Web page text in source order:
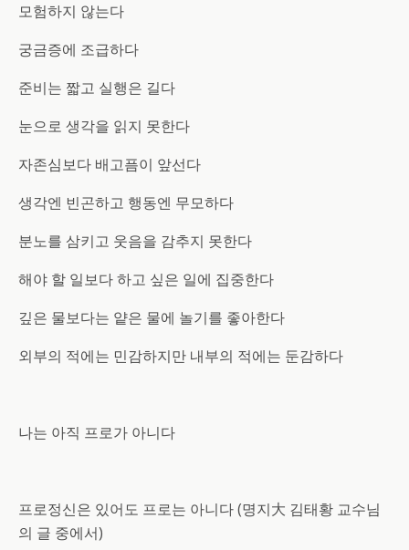
모험하지 않는다
궁금증에 조급하다
준비는 짧고 실행은 길다
눈으로 생각을 읽지 못한다
자존심보다 배고픔이 앞선다
생각엔 빈곤하고 행동엔 무모하다
분노를 삼키고 웃음을 감추지 못한다
해야 할 일보다 하고 싶은 일에 집중한다
깊은 물보다는 얕은 물에 놀기를 좋아한다
외부의 적에는 민감하지만 내부의 적에는 둔감하다
나는 아직 프로가 아니다
프로정신은 있어도 프로는 아니다 (명지大 김태황 교수님
의 글 중에서)